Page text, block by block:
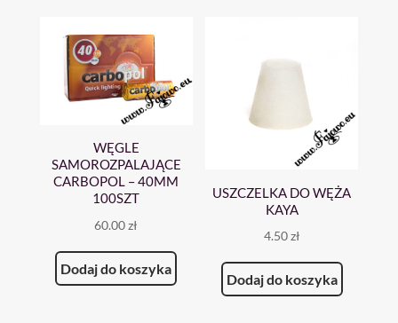
WĘGLE
SAMOROZPALAJĄCE
CARBOPOL – 40MM
100SZT
60.00zł
Dodaj do koszyka
USZCZELKA DO WĘŻA
KAYA
4.50zł
Dodaj do koszyka